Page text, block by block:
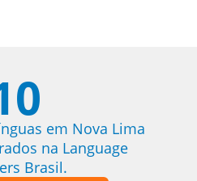
em Nova Lima
na Language
Brasil.